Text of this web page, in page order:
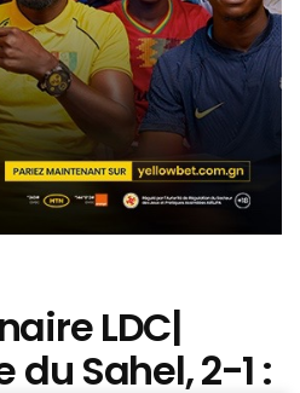
LDC|
du Sahel, 2-1 :